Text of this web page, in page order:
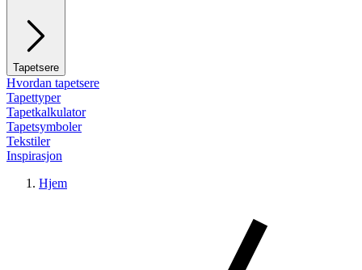
Tapetsere
Hvordan tapetsere
Tapettyper
Tapetkalkulator
Tapetsymboler
Tekstiler
Inspirasjon
Hjem